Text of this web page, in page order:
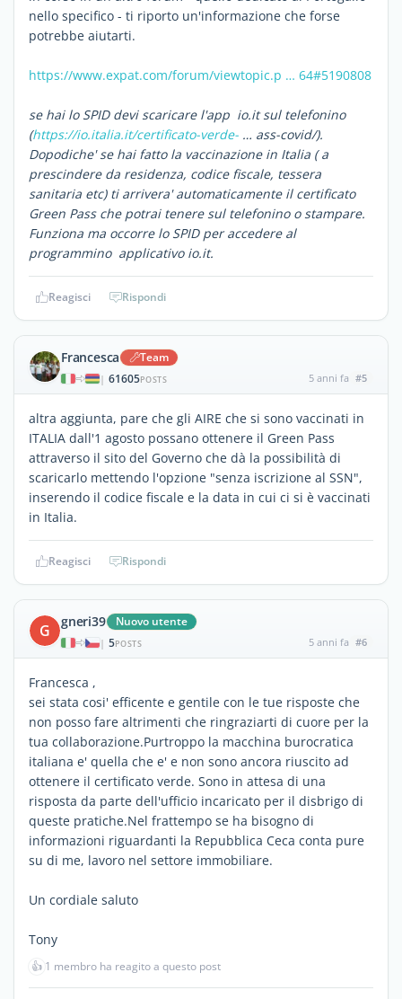
nello specifico - ti riporto un'informazione che forse
potrebbe aiutarti.
https://www.expat.com/forum/viewtopic.p … 64#5190808
se hai lo SPID devi scaricare l'app io.it sul telefonino
(https://io.italia.it/certificato-verde- … ass-covid/).
Dopodiche' se hai fatto la vaccinazione in Italia ( a
prescindere da residenza, codice fiscale, tessera
sanitaria etc) ti arrivera' automaticamente il certificato
Green Pass che potrai tenere sul telefonino o stampare.
Funziona ma occorre lo SPID per accedere al
programmino applicativo io.it.
Reagisci Rispondi
Francesca Team
| 61605POSTS 5 anni fa #5
altra aggiunta, pare che gli AIRE che si sono vaccinati in
ITALIA dall'1 agosto possano ottenere il Green Pass
attraverso il sito del Governo che dà la possibilità di
scaricarlo mettendo l'opzione "senza iscrizione al SSN",
inserendo il codice fiscale e la data in cui ci si è vaccinati
in Italia.
Reagisci Rispondi
G gneri39 Nuovo utente
| 5POSTS 5 anni fa #6
Francesca ,
sei stata cosi' efficente e gentile con le tue risposte che
non posso fare altrimenti che ringraziarti di cuore per la
tua collaborazione.Purtroppo la macchina burocratica
italiana e' quella che e' e non sono ancora riuscito ad
ottenere il certificato verde. Sono in attesa di una
risposta da parte dell'ufficio incaricato per il disbrigo di
queste pratiche.Nel frattempo se ha bisogno di
informazioni riguardanti la Repubblica Ceca conta pure
su di me, lavoro nel settore immobiliare.
Un cordiale saluto
Tony
👍 1 membro ha reagito a questo post